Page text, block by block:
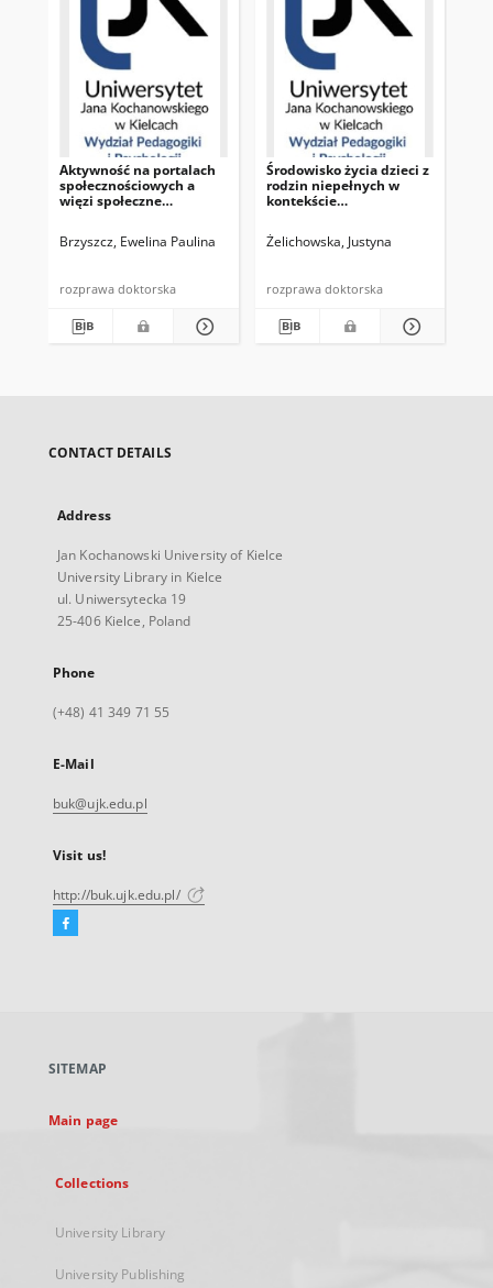
Aktywność na portalach
społecznościowych a
więzi społeczne
Brzyszcz, Ewelina Paulina
rozprawa doktorska
Środowisko życia dzieci z
rodzin niepełnych w
kontekście
społecznym
Żelichowska, Justyna
rozprawa doktorska
CONTACT DETAILS
Address
Jan Kochanowski University of Kielce
University Library in Kielce
ul. Uniwersytecka 19
25-406 Kielce, Poland
Phone
(+48) 41 349 71 55
E-Mail
buk@ujk.edu.pl
Visit us!
http://buk.ujk.edu.pl/
Facebook
new
SITEMAP
Main page
Collections
University Library
University Publishing